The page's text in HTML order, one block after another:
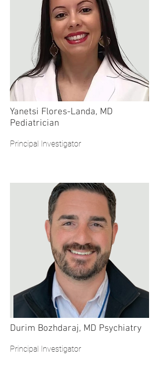
Yanetsi Flores-Landa, MD
Pediatrician
Principal Investigator
Durim Bozhdaraj, MD Psychiatry
Principal Investigator